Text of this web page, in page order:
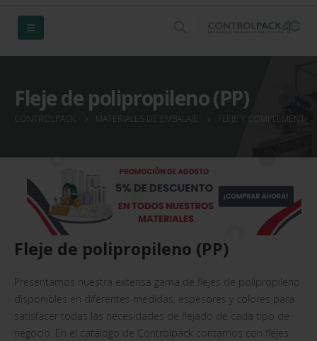
Fleje de polipropileno (PP)
CONTROLPACK MATERIALES DE EMBALAJE FLEJE Y COMPLEMENTOS
Fleje de polipropileno (PP)
Presentamos nuestra extensa gama de flejes de polipropileno
disponibles en diferentes medidas, espesores y colores para
satisfacer todas las necesidades de flejado de cada tipo de
negocio. En el catálogo de Controlpack contamos con flejes